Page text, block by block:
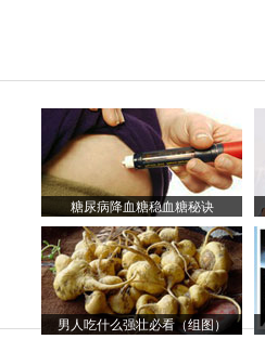
糖尿病降血糖稳血糖秘诀
男人吃什么强壮必看（组图）